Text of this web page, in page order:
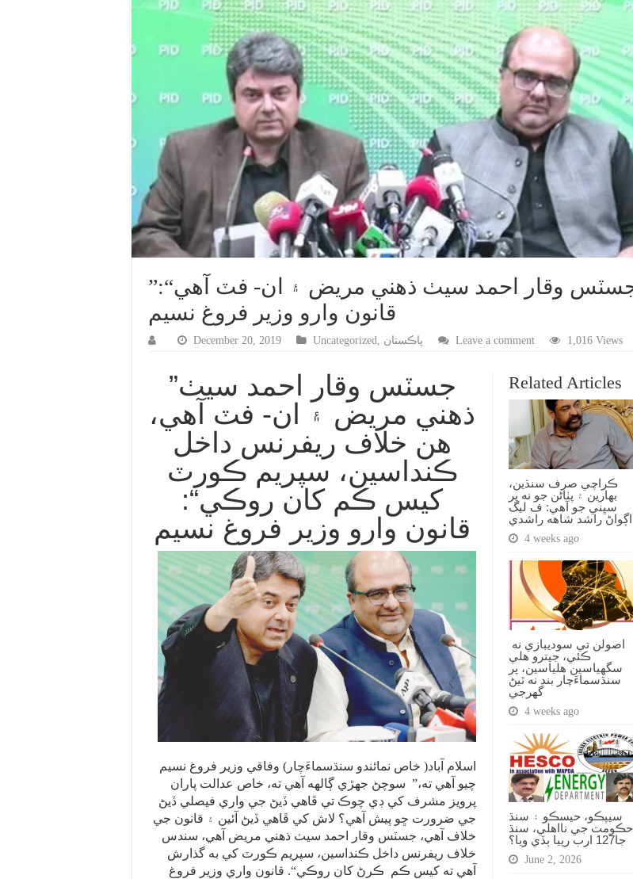
”جسٽس وقار احمد سيٺ ذهني مريض ۽ ان- فٽ آهي“:
قانون وارو وزير فروغ نسيم
December 20, 2019 Uncategorized, پاڪستان Leave a comment 1,016 Views
Related Articles
ڪراچي صرف سنڌين،
بهارين ۽ پٺاڻن جو نه پر
سڀني جو آهي: ف ليگ
اڳواڻ راشد شاهه راشدي
4 weeks ago
ڪئي، جيترو هلي
سگهياسين هلياسين، پر
سنڌسماءَچار بند نه ٿيڻ
گهرجي
4 weeks ago
سيپڪو، حيسڪو ۽ سنڌ
حڪومت جي نااهلي، سنڌ
جا127 ارب رپيا ٻڏي ويا؟
June 2, 2026
”جسٽس وقار احمد سيٺ
ذهني مريض ۽ ان- فٽ آهي،
هن خلاف ريفرنس داخل
ڪنداسين، سپريم ڪورٽ
کيس ڪم کان روڪي“:
قانون وارو وزير فروغ نسيم
اسلام آباد( خاص نمائندو سنڌسماءَچار) وفاقي وزير فروغ نسيم
چيو آهي ته،” سوچڻ جهڙي ڳالهه آهي ته، خاص عدالت پاران
پرويز مشرف کي ڊي چوڪ تي ڦاهي ڏيڻ جي واري فيصلي ڏيڻ
جي ضرورت ڇو پيش آهي؟ لاش کي ڦاهي ڏيڻ آئين ۽ قانون جي
خلاف آهي، جسٽس وقار احمد سيٺ ذهني مريض آهي، سندس
خلاف ريفرنس داخل ڪنداسين، سپريم ڪورٽ کي به گذارش
آهي ته کيس ڪم ڪرڻ کان روڪي“. قانون واري وزير فروغ